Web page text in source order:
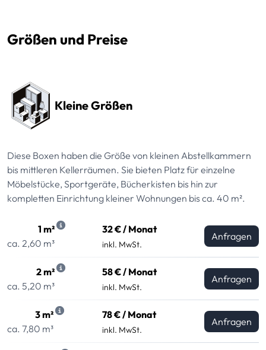
Größen und Preise
Kleine Größen
Diese Boxen haben die Größe von kleinen Abstellkammern
bis mittleren Kellerräumen. Sie bieten Platz für einzelne
Möbelstücke, Sportgeräte, Bücherkisten bis hin zur
kompletten Einrichtung kleiner Wohnungen bis ca. 40 m².
1 m²
ca. 2,60 m³
32 € / Monat
inkl. MwSt.
Anfragen
2 m²
ca. 5,20 m³
58 € / Monat
inkl. MwSt.
Anfragen
3 m²
ca. 7,80 m³
78 € / Monat
inkl. MwSt.
Anfragen